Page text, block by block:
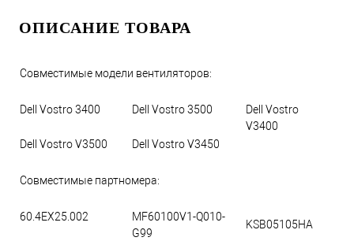
ОПИСАНИЕ ТОВАРА
Совместимые модели вентиляторов:
Dell Vostro 3400 Dell Vostro 3500
Dell Vostro
V3400
Dell Vostro V3500
Dell Vostro V3450
Совместимые партномера:
60.4EX25.002
MF60100V1-Q010-
G99
KSB05105HA